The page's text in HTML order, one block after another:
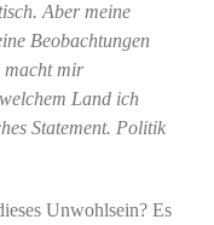
Aber meine
Beobachtungen
macht mir
Land ich
Statement. Politik
Unwohlsein? Es